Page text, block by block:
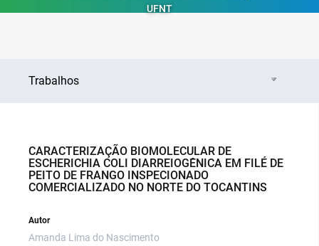
UFNT
Trabalhos
CARACTERIZAÇÃO BIOMOLECULAR DE
ESCHERICHIA COLI DIARREIOGÊNICA EM FILÉ DE
PEITO DE FRANGO INSPECIONADO
COMERCIALIZADO NO NORTE DO TOCANTINS
Autor
Amanda Lima do Nascimento